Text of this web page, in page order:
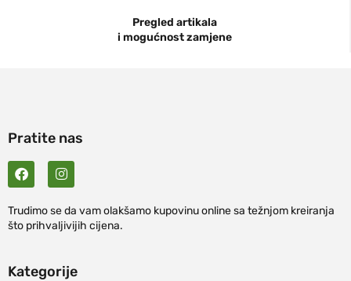
Pregled artikala
i mogućnost zamjene
Pratite nas
Trudimo se da vam olakšamo kupovinu online sa težnjom kreiranja
što prihvaljivijih cijena.
Kategorije